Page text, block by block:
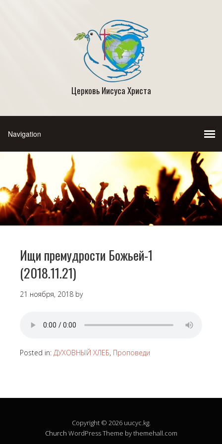
Церковь Иисуса Христа
Ищи премудрости Божьей-1
(2018.11.21)
21 ноября, 2018 by
Posted in: ДУХОВНЫЙ ХЛЕБ, Проповеди
Copyright © 2026 uucyc.kg.
Church WordPress Theme by themehall.com